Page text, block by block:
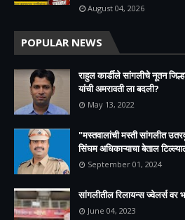
August 04, 2026
POPULAR NEWS
राहुल कार्डीले सांगलीचे नूतन
यांची अमरावती ला बदली?
May 13, 2022
"मस्तवालांची मस्ती सांगलीत
सिंघम अधिकाऱ्याचा बेताल
September 01, 2024
सांगलीतील रिलायन्स ज्वेलर्स वर
June 04, 2023